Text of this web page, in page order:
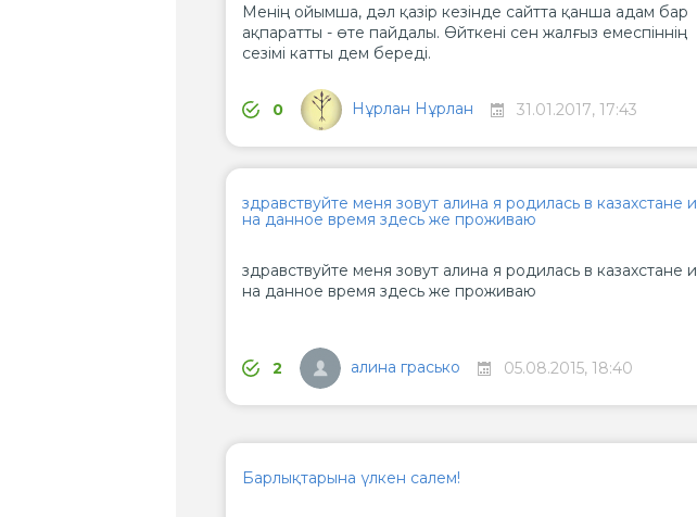
Менің ойымша, дәл қазір кезінде сайтта қанша адам бар
ақпаратты - өте пайдалы. Өйткені сен жалғыз емеспіннің
сезімі катты дем береді.
0 Нұрлан Нұрлан 31.01.2017, 17:43
здравствуйте меня зовут алина я родилась в казахстане и
на данное время здесь же проживаю
здравствуйте меня зовут алина я родилась в казахстане и
на данное время здесь же проживаю
2 алина грасько 05.08.2015, 18:40
Барлықтарына үлкен салем!